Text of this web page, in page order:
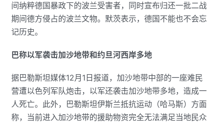
间纳粹德国暴政下的波兰受害者，同时宣布归还一批二战
期间德方侵占的波兰文物。默茨表示，德国不能也不会忘
记历史。
巴称以军袭击加沙地带和约旦河西岸多地
据巴勒斯坦媒体12月1日报道，加沙地带中部的一座难民
营遭以色列军队炮击，以军还袭击加沙地带多地，造成一
人死亡。此外，巴勒斯坦伊斯兰抵抗运动（哈马斯）方面
称，当前进入加沙地带的援助物资完全无法满足当地民众